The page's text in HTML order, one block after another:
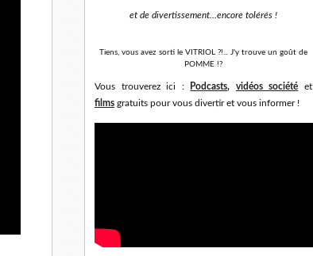
et de divertissement... encore tolérés !
Tiens, vous avez sorti le VITRIOL ?!... J'y trouve un goût de
POMME !?
Vous trouverez ici : Podcasts, vidéos société et
films gratuits pour vous divertir et vous informer !